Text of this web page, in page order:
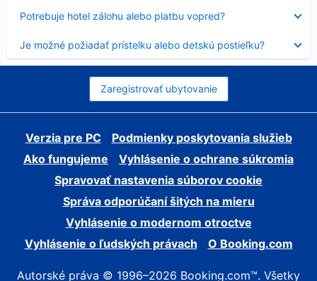
Potrebuje hotel zálohu alebo platbu vopred?
sa
Je možné požiadať prístelku alebo detskú postieľku?
sa
Zaregistrovať ubytovanie
Verzia pre PC
Podmienky poskytovania služieb
Ako fungujeme
Vyhlásenie o ochrane súkromia
Spravovať nastavenia súborov cookie
Správa odporúčaní šitých na mieru
Vyhlásenie o modernom otroctve
Vyhlásenie o ľudských právach
O Booking.com
Autorské práva © 1996–2026 Booking.com™. Všetky